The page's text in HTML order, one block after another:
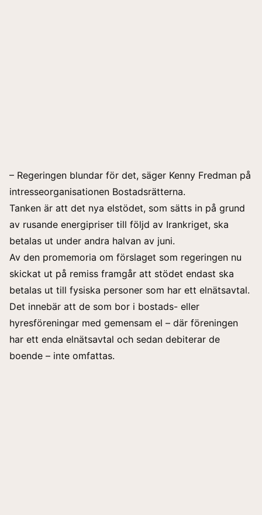
– Regeringen blundar för det, säger Kenny Fredman på
intresseorganisationen Bostadsrätterna.
Tanken är att det nya elstödet, som sätts in på grund
av rusande energipriser till följd av Irankriget, ska
betalas ut under andra halvan av juni.
Av den promemoria om förslaget som regeringen nu
skickat ut på remiss framgår att stödet endast ska
betalas ut till fysiska personer som har ett elnätsavtal.
Det innebär att de som bor i bostads- eller
hyresföreningar med gemensam el – där föreningen
har ett enda elnätsavtal och sedan debiterar de
boende – inte omfattas.